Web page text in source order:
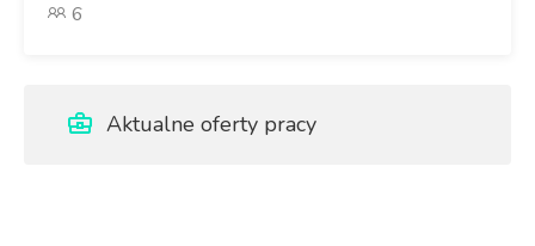
6
Aktualne oferty pracy